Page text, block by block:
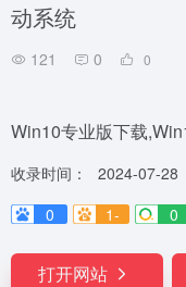
动系统
121 0 0
Win10专业版下载
收录时间：
2024-07-28
0
1- 0
打开网站